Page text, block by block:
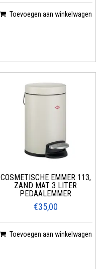
Toevoegen aan winkelwagen
COSMETISCHE EMMER 113,
ZAND MAT 3 LITER
PEDAALEMMER
€35,00
Toevoegen aan winkelwagen